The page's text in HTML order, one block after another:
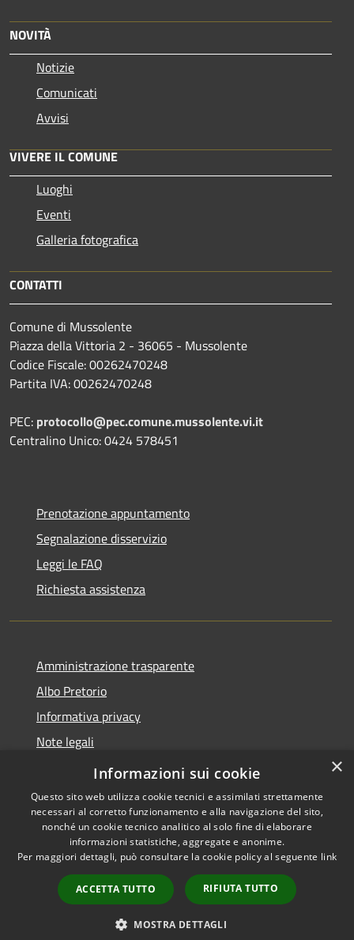
NOVITÀ
Notizie
Comunicati
Avvisi
VIVERE IL COMUNE
Luoghi
Eventi
Galleria fotografica
CONTATTI
Comune di Mussolente
Piazza della Vittoria 2 - 36065 - Mussolente
Codice Fiscale: 00262470248
Partita IVA: 00262470248
PEC: protocollo@pec.comune.mussolente.vi.it
Centralino Unico: 0424 578451
Prenotazione appuntamento
Segnalazione disservizio
Leggi le FAQ
Richiesta assistenza
Amministrazione trasparente
Albo Pretorio
Informativa privacy
Note legali
Dichiarazione di accessibilità
Accessibilità
Copyright © 2026 • Comune di
Mussolente • Powered by
Municipium•
Accesso
redazione
×
Informazioni sui cookie
Questo sito web utilizza cookie tecnici e assimilati strettamente
necessari al corretto funzionamento e alla navigazione del sito,
nonché un cookie tecnico analitico al solo fine di elaborare
informazioni statistiche, aggregate e anonime.
Per maggiori dettagli, può consultare la cookie policy al seguente link
ACCETTA TUTTO RIFIUTA TUTTO
MOSTRA DETTAGLI